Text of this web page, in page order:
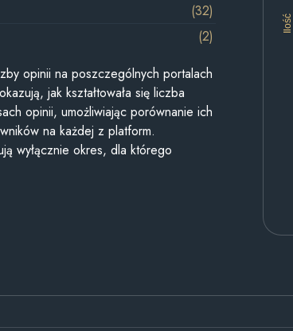
Ilość
(32)
(2)
opinii na poszczególnych portalach
jak kształtowała się liczba
opinii, umożliwiając porównanie ich
na każdej z platform.
wyłącznie okres, dla którego